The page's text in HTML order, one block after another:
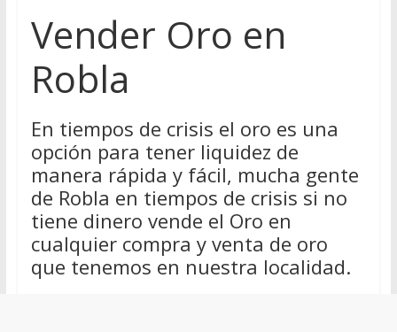
Vender Oro en
Robla
En tiempos de crisis el oro es una
opción para tener liquidez de
manera rápida y fácil, mucha gente
de Robla en tiempos de crisis si no
tiene dinero vende el Oro en
cualquier compra y venta de oro
que tenemos en nuestra localidad.